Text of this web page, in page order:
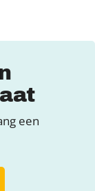
een